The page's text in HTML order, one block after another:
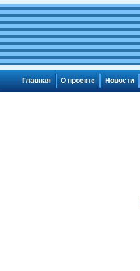
Главная О проекте Новости